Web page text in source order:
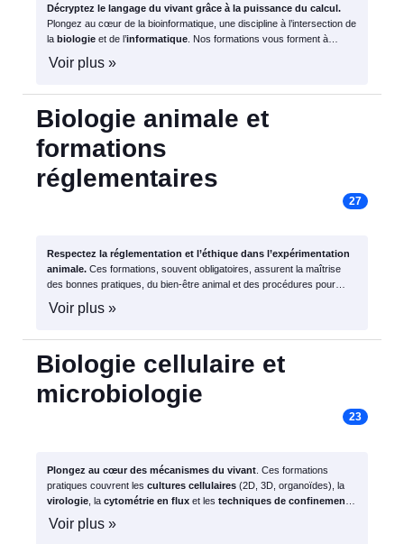
Décryptez le langage du vivant grâce à la puissance du calcul.
Plongez au cœur de la bioinformatique, une discipline à l’intersection de
la biologie et de l’informatique . Nos formations vous forment à
biologiques et
Voir plus »
Biologie animale et
formations
réglementaires
27
Respectez la réglementation et l’éthique dans l’expérimentation
animale. Ces formations, souvent obligatoires, assurent la maîtrise
des bonnes pratiques, du bien-être animal et des procédures pour
concevoir et réaliser des projets en
Voir plus »
Biologie cellulaire et
microbiologie
23
Plongez au cœur des mécanismes du vivant . Ces formations
pratiques couvrent les cultures cellulaires (2D, 3D, organoïdes), la
virologie , la cytométrie en flux et les techniques de confinement
pour faire progresser la recherche en santé et en biotechnologies.
Voir plus »